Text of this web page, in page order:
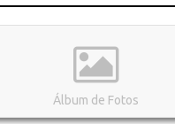
Álbum de Fotos